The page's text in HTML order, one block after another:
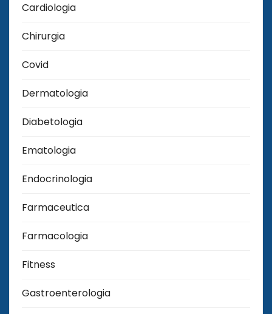
Cardiologia
Chirurgia
Covid
Dermatologia
Diabetologia
Ematologia
Endocrinologia
Farmaceutica
Farmacologia
Fitness
Gastroenterologia